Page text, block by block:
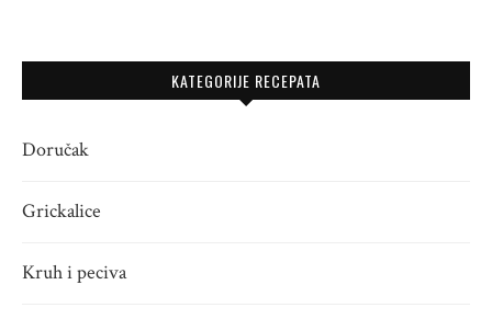
KATEGORIJE RECEPATA
Doručak
Grickalice
Kruh i peciva